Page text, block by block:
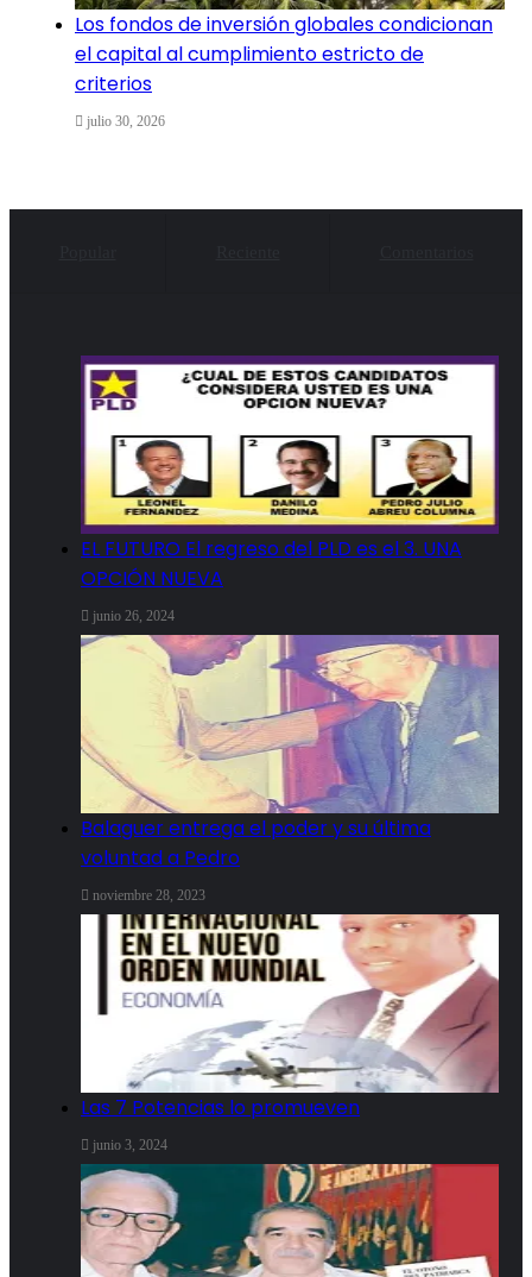
Los fondos de inversión globales condicionan
el capital al cumplimiento estricto de
criterios
julio 30, 2026
EL FUTURO El regreso del PLD es el 3. UNA
OPCIÓN NUEVA
junio 26, 2024
Balaguer entrega el poder y su última
voluntad a Pedro
noviembre 28, 2023
Las 7 Potencias lo promueven
junio 3, 2024